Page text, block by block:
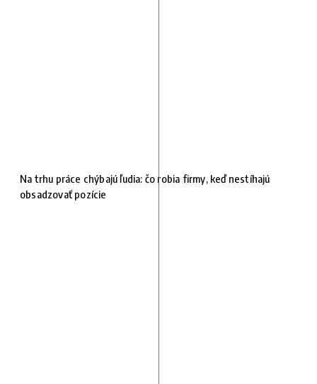
Na trhu práce chýbajú ľudia: čo robia firmy, keď nestíhajú
obsadzovať pozície